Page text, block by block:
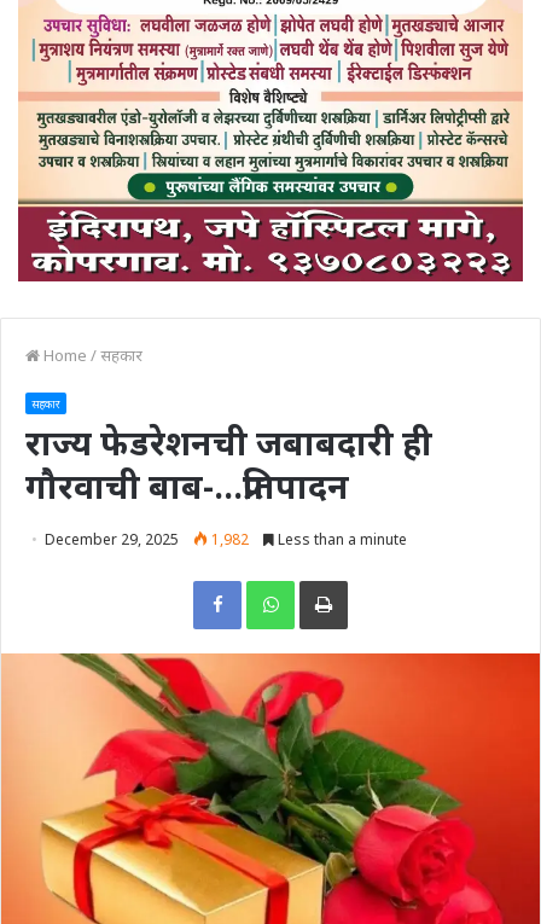
Home /सहकार
सहकार
राज्य फेडरेशनची जबाबदारी ही
गौरवाची बाब-…प्रतिपादन
December 29, 2025 1,982 Less than a minute
Print